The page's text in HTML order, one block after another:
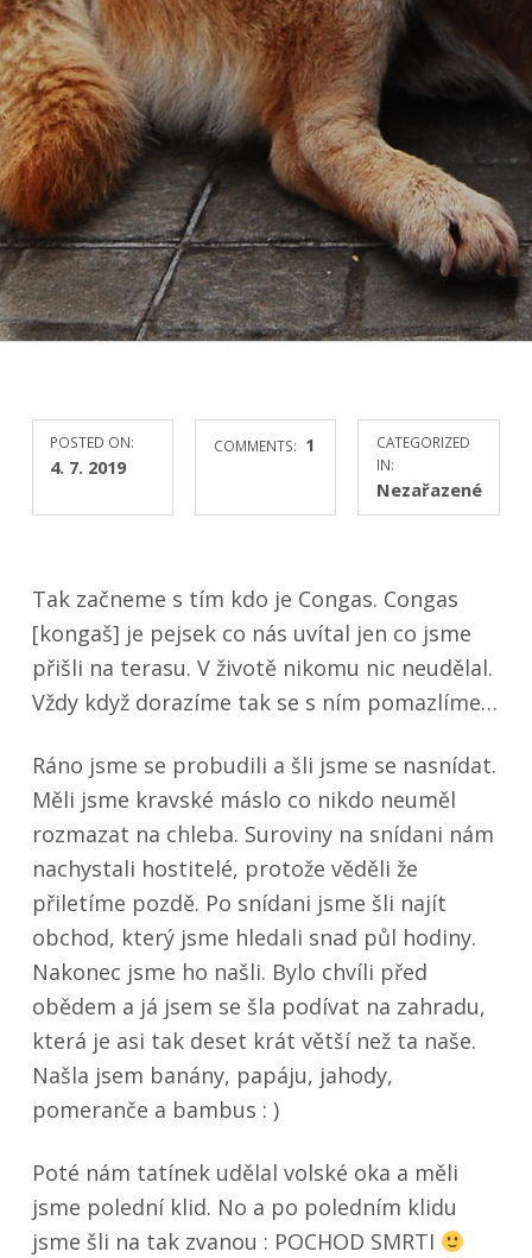
POSTED ON:
4. 7. 2019
COMMENTS: 1
CATEGORIZED
IN:
Nezařazené
Tak začneme s tím kdo je Congas. Congas
[kongaš] je pejsek co nás uvítal jen co jsme
přišli na terasu. V životě nikomu nic neudělal.
Vždy když dorazíme tak se s ním pomazlíme…
Ráno jsme se probudili a šli jsme se nasnídat.
Měli jsme kravské máslo co nikdo neuměl
rozmazat na chleba. Suroviny na snídani nám
nachystali hostitelé, protože věděli že
přiletíme pozdě. Po snídani jsme šli najít
obchod, který jsme hledali snad půl hodiny.
Nakonec jsme ho našli. Bylo chvíli před
obědem a já jsem se šla podívat na zahradu,
která je asi tak deset krát větší než ta naše.
Našla jsem banány, papáju, jahody,
pomeranče a bambus : )
Poté nám tatínek udělal volské oka a měli
jsme polední klid. No a po poledním klidu
jsme šli na tak zvanou : POCHOD SMRTI